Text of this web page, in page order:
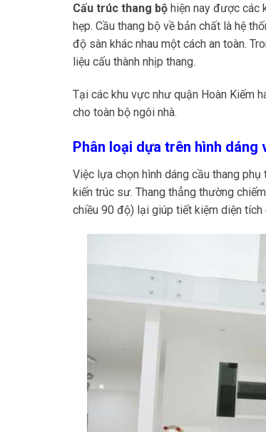
Cấu trúc thang bộ hiện nay được các
hẹp. Cầu thang bộ về bản chất là hệ
độ sàn khác nhau một cách an toàn.
liệu cấu thành nhịp thang.
Tại các khu vực như quận Hoàn Kiếm
cho toàn bộ ngôi nhà.
Phân loại dựa trên hình dáng
Việc lựa chọn hình dáng cầu thang
kiến trúc sư. Thang thẳng thường
chiều 90 độ) lại giúp tiết kiệm diện